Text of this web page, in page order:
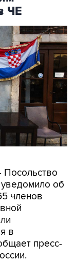
ЧЕ
Посольство
об
членов
в
пресс-